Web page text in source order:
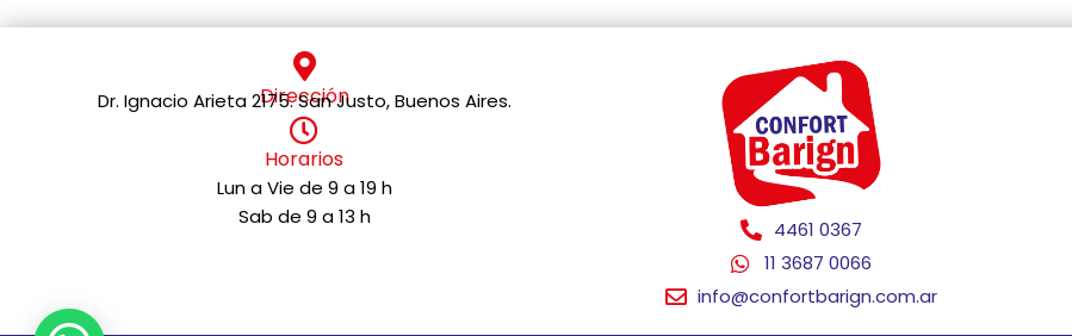
Dirección
Dr. Ignacio Arieta 2175. San Justo, Buenos Aires.
Horarios
Lun a Vie de 9 a 19 h
Sab de 9 a 13 h
4461 0367
11 3687 0066
info@confortbarign.com.ar